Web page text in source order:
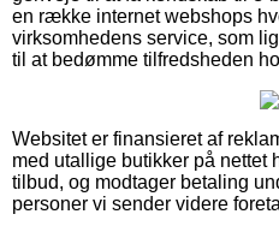
en række internet webshops
virksomhedens service, som
til at bedømme tilfredsheden
Websitet er finansieret af
med utallige butikker på nettet
tilbud, og modtager betaling
personer vi sender videre